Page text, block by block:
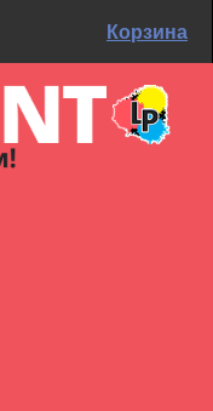
Корзина